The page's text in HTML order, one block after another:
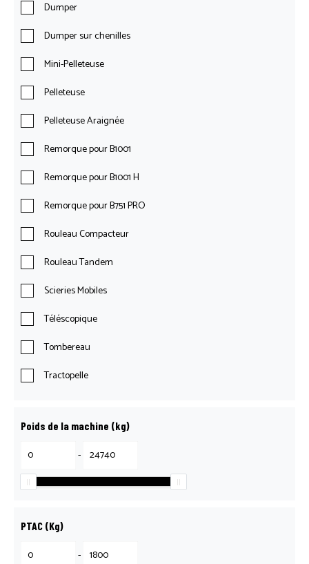
Dumper
Dumper sur chenilles
Mini-Pelleteuse
Pelleteuse
Pelleteuse Araignée
Remorque pour B1001
Remorque pour B1001 H
Remorque pour B751 PRO
Rouleau Compacteur
Rouleau Tandem
Scieries Mobiles
Téléscopique
Tombereau
Tractopelle
Poids de la machine (kg)
-
PTAC (Kg)
-